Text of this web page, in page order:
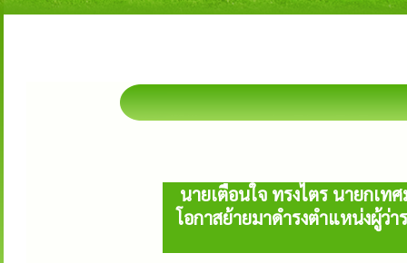
นายเตือนใจ ทรงไตร นายกเ
โอกาสย้ายมาดำรงตำแหน่งผู้ว่